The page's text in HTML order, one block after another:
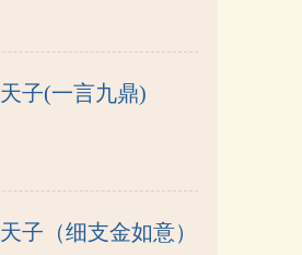
天子(一言九鼎)
天子（细支金如意）